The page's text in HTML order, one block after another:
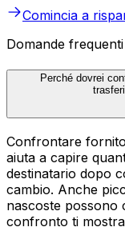
Comincia a
Domande frequenti
Perché dovrei
Confrontare
aiuta a capire
destinatario dopo
cambio. Anche
nascoste possono
confronto ti